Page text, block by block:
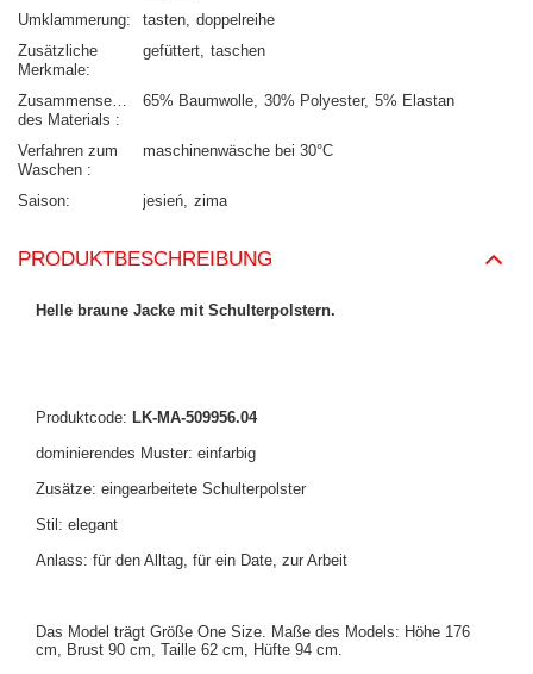
Umklammerung
tasten doppelreihe
Zusätzliche
Merkmale
gefüttert taschen
Zusammensetzung
des Materials
65% Baumwolle 30% Polyester 5% Elastan
Verfahren zum
Waschen
maschinenwäsche bei 30°C
Saison jesień zima
PRODUKTBESCHREIBUNG
Helle braune Jacke mit Schulterpolstern.
Produktcode: LK-MA-509956.04
dominierendes Muster: einfarbig
Zusätze: eingearbeitete Schulterpolster
Stil: elegant
Anlass: für den Alltag, für ein Date, zur Arbeit
Das Model trägt Größe One Size. Maße des Models: Höhe 176
cm, Brust 90 cm, Taille 62 cm, Hüfte 94 cm.